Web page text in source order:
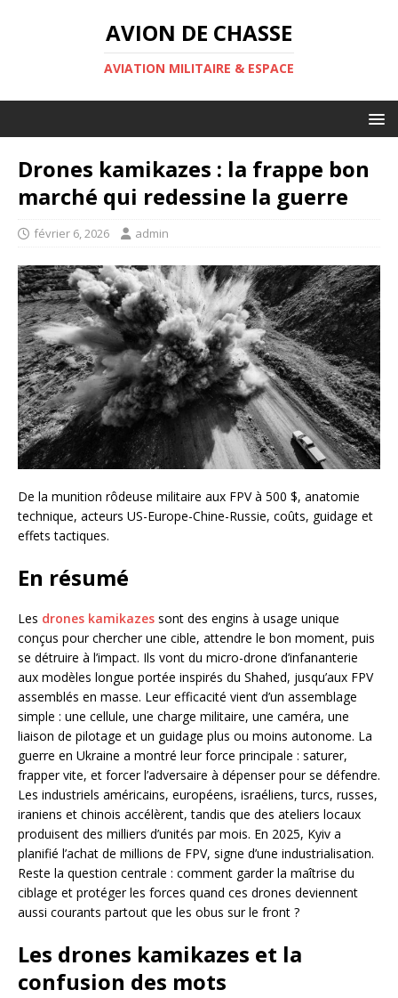
AVION DE CHASSE
AVIATION MILITAIRE & ESPACE
Drones kamikazes : la frappe bon
marché qui redessine la guerre
février 6, 2026 admin
De la munition rôdeuse militaire aux FPV à 500 $, anatomie
technique, acteurs US-Europe-Chine-Russie, coûts, guidage et
effets tactiques.
En résumé
Les drones kamikazes sont des engins à usage unique
conçus pour chercher une cible, attendre le bon moment, puis
se détruire à l’impact. Ils vont du micro-drone d’infananterie
aux modèles longue portée inspirés du Shahed, jusqu’aux FPV
assemblés en masse. Leur efficacité vient d’un assemblage
simple : une cellule, une charge militaire, une caméra, une
liaison de pilotage et un guidage plus ou moins autonome. La
guerre en Ukraine a montré leur force principale : saturer,
frapper vite, et forcer l’adversaire à dépenser pour se défendre.
Les industriels américains, européens, israéliens, turcs, russes,
iraniens et chinois accélèrent, tandis que des ateliers locaux
produisent des milliers d’unités par mois. En 2025, Kyiv a
planifié l’achat de millions de FPV, signe d’une industrialisation.
Reste la question centrale : comment garder la maîtrise du
ciblage et protéger les forces quand ces drones deviennent
aussi courants partout que les obus sur le front ?
Les drones kamikazes et la
confusion des mots